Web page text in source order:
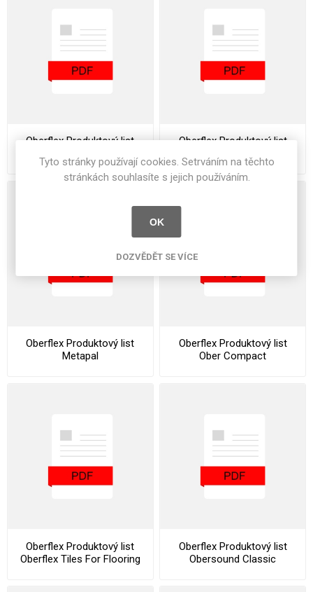
Oberflex Produktový list
Oberflex Produktový list
Oberflex Produktový list
Metapal
Oberflex Produktový list
Ober Compact
Oberflex Produktový list
Oberflex Tiles For Flooring
Oberflex Produktový list
Obersound Classic
Tyto stránky používají cookies. Setrváním na těchto
stránkách souhlasíte s jejich používáním.
OK
DOZVĚDĚT SE VÍCE